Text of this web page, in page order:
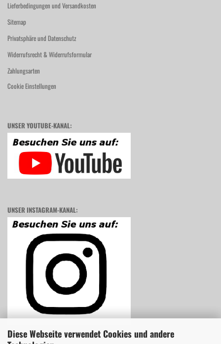
Diese Webseite verwendet Cookies und andere
Lieferbedingungen und Versandkosten
Sitemap
Privatsphäre und Datenschutz
Widerrufsrecht & Widerrufsformular
Zahlungsarten
Cookie Einstellungen
UNSER YOUTUBE-KANAL:
UNSER INSTAGRAM-KANAL: